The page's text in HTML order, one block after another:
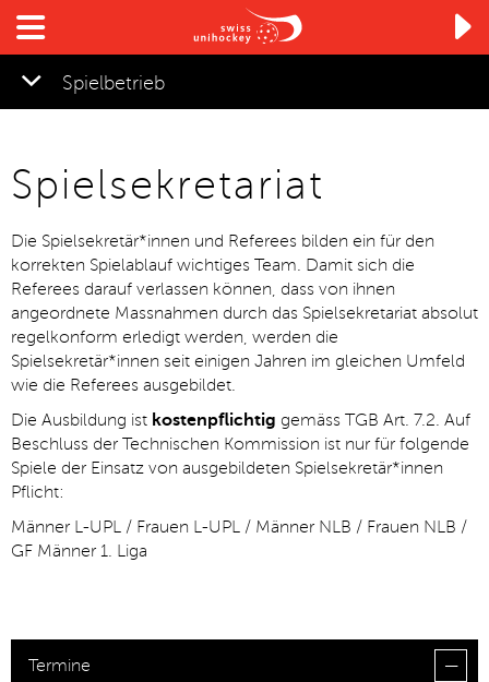

Spielbetrieb
Spielsekretariat
Die Spielsekretär*innen und Referees bilden ein für den
korrekten Spielablauf wichtiges Team. Damit sich die
Referees darauf verlassen können, dass von ihnen
angeordnete Massnahmen durch das Spielsekretariat absolut
regelkonform erledigt werden, werden die
Spielsekretär*innen seit einigen Jahren im gleichen Umfeld
wie die Referees ausgebildet.
Die Ausbildung ist kostenpflichtig gemäss TGB Art. 7.2. Auf
Beschluss der Technischen Kommission ist nur für folgende
Spiele der Einsatz von ausgebildeten Spielsekretär*innen
Pflicht:
Männer L-UPL / Frauen L-UPL / Männer NLB / Frauen NLB /
GF Männer 1. Liga
Termine